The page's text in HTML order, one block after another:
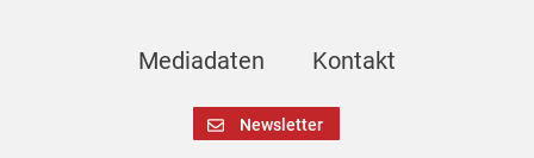
Mediadaten Kontakt
Newsletter